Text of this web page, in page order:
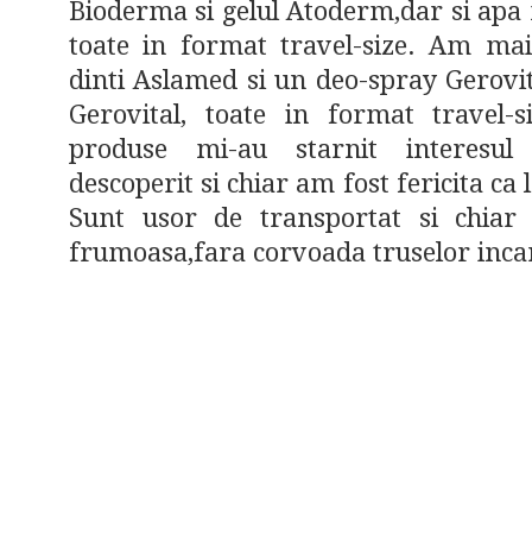
Bioderma si gelul Atoderm,dar si apa
toate in format travel-size. Am
dinti Aslamed si un deo-spray
Gerovital, toate in format travel-
produse mi-au starnit
descoperit si chiar am fost fericita ca
Sunt usor de transportat si chiar
frumoasa,fara corvoada truselor